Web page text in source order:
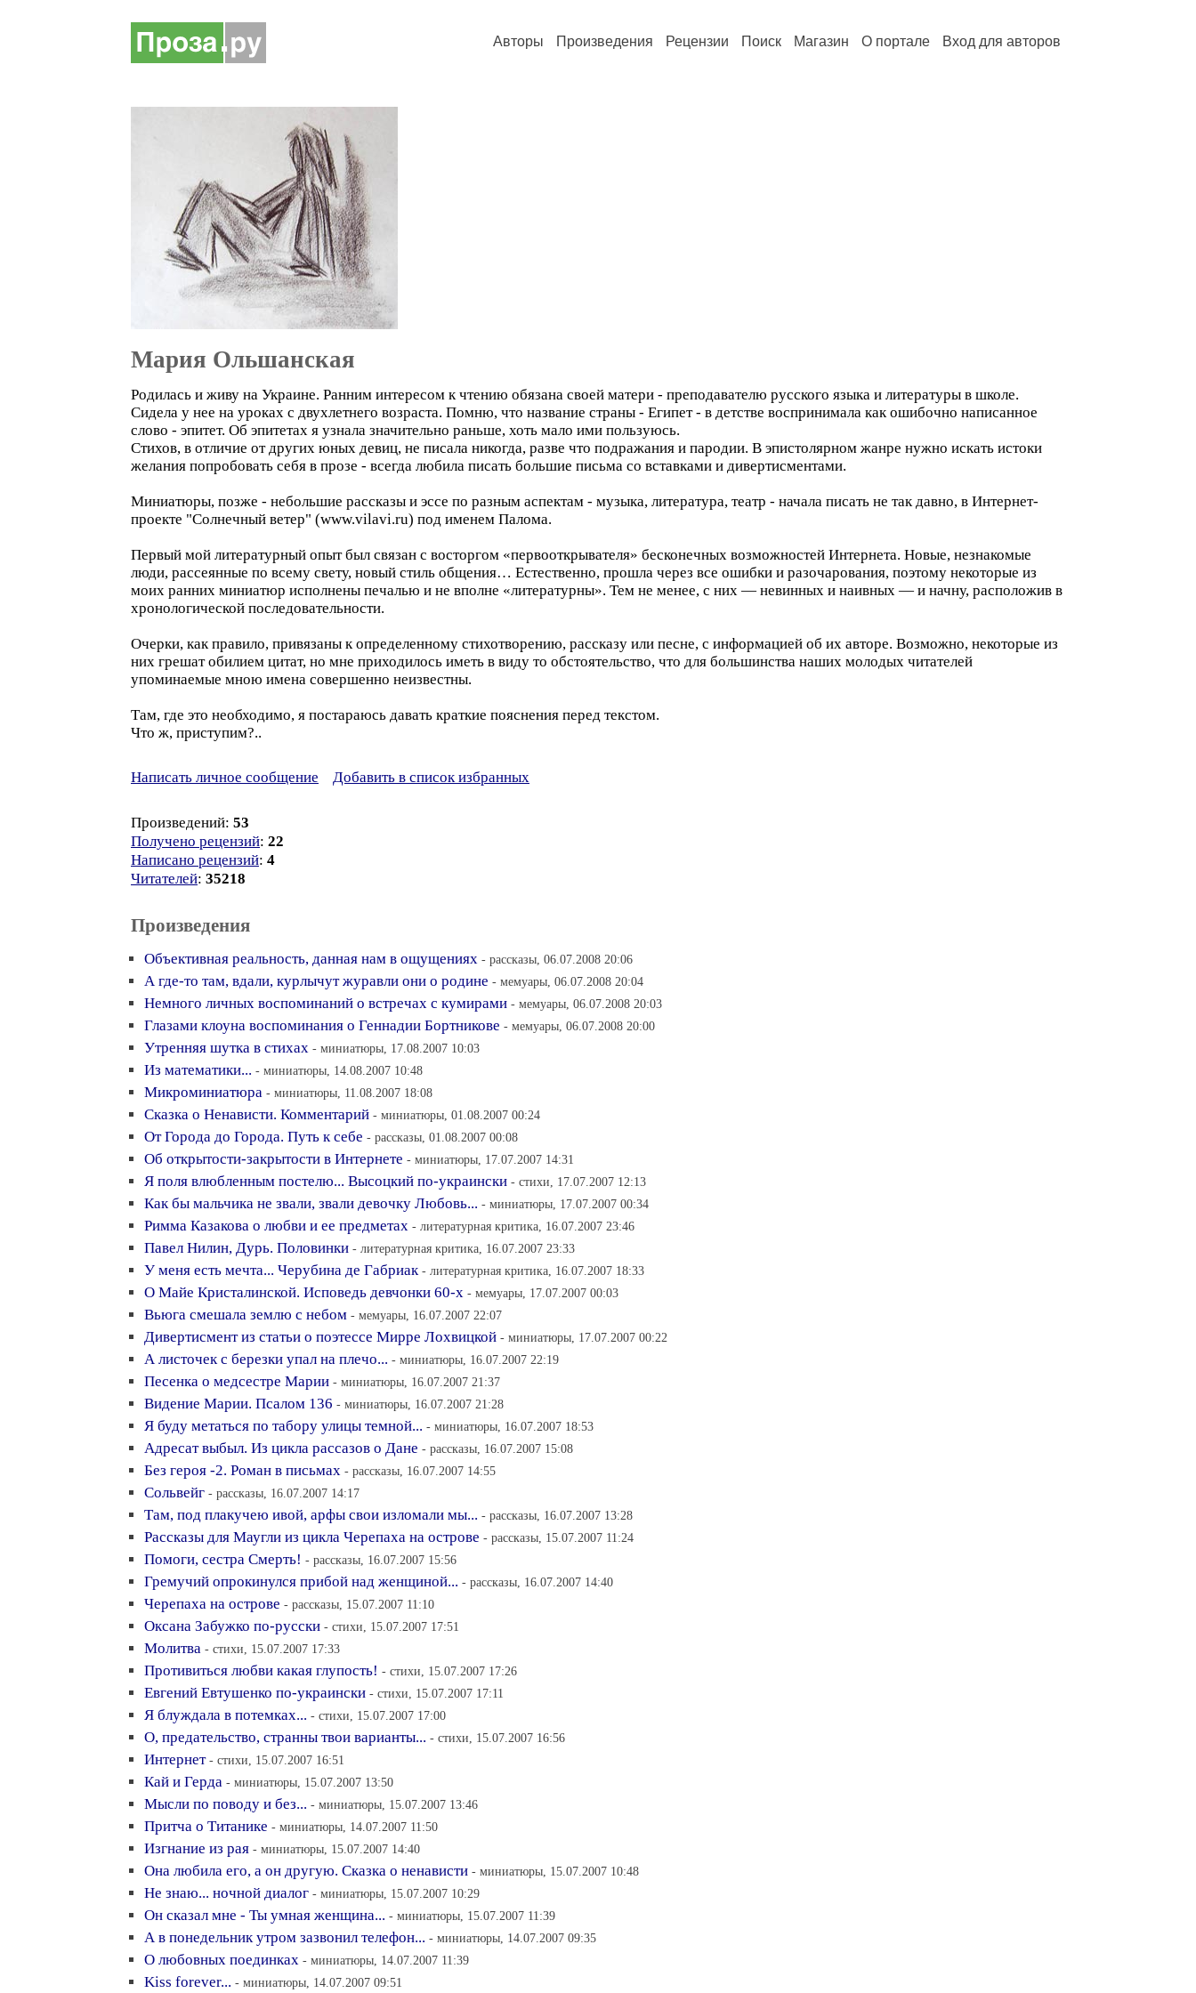
Авторы Произведения Рецензии Поиск Магазин О портале Вход для авторов
Мария Ольшанская
Родилась и живу на Украине. Ранним интересом к чтению обязана своей матери - преподавателю русского языка и литературы в школе.
Сидела у нее на уроках с двухлетнего возраста. Помню, что название страны - Египет - в детстве воспринимала как ошибочно написанное
слово - эпитет. Об эпитетах я узнала значительно раньше, хоть мало ими пользуюсь.
Стихов, в отличие от других юных девиц, не писала никогда, разве что подражания и пародии. В эпистолярном жанре нужно искать истоки
желания попробовать себя в прозе - всегда любила писать большие письма со вставками и дивертисментами.
Миниатюры, позже - небольшие рассказы и эссе по разным аспектам - музыка, литература, театр - начала писать не так давно, в Интернет-
проекте "Солнечный ветер" (www.vilavi.ru) под именем Палома.
Первый мой литературный опыт был связан с восторгом «первооткрывателя» бесконечных возможностей Интернета. Новые, незнакомые
люди, рассеянные по всему свету, новый стиль общения… Естественно, прошла через все ошибки и разочарования, поэтому некоторые из
моих ранних миниатюр исполнены печалью и не вполне «литературны». Тем не менее, с них — невинных и наивных — и начну, расположив в
хронологической последовательности.
Очерки, как правило, привязаны к определенному стихотворению, рассказу или песне, с информацией об их авторе. Возможно, некоторые из
них грешат обилием цитат, но мне приходилось иметь в виду то обстоятельство, что для большинства наших молодых читателей
упоминаемые мною имена совершенно неизвестны.
Там, где это необходимо, я постараюсь давать краткие пояснения перед текстом.
Что ж, приступим?..
Написать личное сообщение Добавить в список избранных
Произведений: 53
Получено рецензий: 22
Написано рецензий: 4
Читателей: 35218
Произведения
Объективная реальность, данная нам в ощущениях - рассказы, 06.07.2008 20:06
А где-то там, вдали, курлычут журавли они о родине - мемуары, 06.07.2008 20:04
Немного личных воспоминаний о встречах с кумирами - мемуары, 06.07.2008 20:03
Глазами клоуна воспоминания о Геннадии Бортникове - мемуары, 06.07.2008 20:00
Утренняя шутка в стихах - миниатюры, 17.08.2007 10:03
Из математики... - миниатюры, 14.08.2007 10:48
Микроминиатюра - миниатюры, 11.08.2007 18:08
Сказка о Ненависти. Комментарий - миниатюры, 01.08.2007 00:24
От Города до Города. Путь к себе - рассказы, 01.08.2007 00:08
Об открытости-закрытости в Интернете - миниатюры, 17.07.2007 14:31
Я поля влюбленным постелю... Высоцкий по-украински - стихи, 17.07.2007 12:13
Как бы мальчика не звали, звали девочку Любовь... - миниатюры, 17.07.2007 00:34
Римма Казакова о любви и ее предметах - литературная критика, 16.07.2007 23:46
Павел Нилин, Дурь. Половинки - литературная критика, 16.07.2007 23:33
У меня есть мечта... Черубина де Габриак - литературная критика, 16.07.2007 18:33
О Майе Кристалинской. Исповедь девчонки 60-х - мемуары, 17.07.2007 00:03
Вьюга смешала землю с небом - мемуары, 16.07.2007 22:07
Дивертисмент из статьи о поэтессе Мирре Лохвицкой - миниатюры, 17.07.2007 00:22
А листочек с березки упал на плечо... - миниатюры, 16.07.2007 22:19
Песенка о медсестре Марии - миниатюры, 16.07.2007 21:37
Видение Марии. Псалом 136 - миниатюры, 16.07.2007 21:28
Я буду метаться по табору улицы темной... - миниатюры, 16.07.2007 18:53
Адресат выбыл. Из цикла рассазов о Дане - рассказы, 16.07.2007 15:08
Без героя -2. Роман в письмах - рассказы, 16.07.2007 14:55
Сольвейг - рассказы, 16.07.2007 14:17
Там, под плакучею ивой, арфы свои изломали мы... - рассказы, 16.07.2007 13:28
Рассказы для Маугли из цикла Черепаха на острове - рассказы, 15.07.2007 11:24
Помоги, сестра Смерть! - рассказы, 16.07.2007 15:56
Гремучий опрокинулся прибой над женщиной... - рассказы, 16.07.2007 14:40
Черепаха на острове - рассказы, 15.07.2007 11:10
Оксана Забужко по-русски - стихи, 15.07.2007 17:51
Молитва - стихи, 15.07.2007 17:33
Противиться любви какая глупость! - стихи, 15.07.2007 17:26
Евгений Евтушенко по-украински - стихи, 15.07.2007 17:11
Я блуждала в потемках... - стихи, 15.07.2007 17:00
О, предательство, странны твои варианты... - стихи, 15.07.2007 16:56
Интернет - стихи, 15.07.2007 16:51
Кай и Герда - миниатюры, 15.07.2007 13:50
Мысли по поводу и без... - миниатюры, 15.07.2007 13:46
Притча о Титанике - миниатюры, 14.07.2007 11:50
Изгнание из рая - миниатюры, 15.07.2007 14:40
Она любила его, а он другую. Сказка о ненависти - миниатюры, 15.07.2007 10:48
Не знаю... ночной диалог - миниатюры, 15.07.2007 10:29
Он сказал мне - Ты умная женщина... - миниатюры, 15.07.2007 11:39
А в понедельник утром зазвонил телефон... - миниатюры, 14.07.2007 09:35
О любовных поединках - миниатюры, 14.07.2007 11:39
Kiss forever... - миниатюры, 14.07.2007 09:51